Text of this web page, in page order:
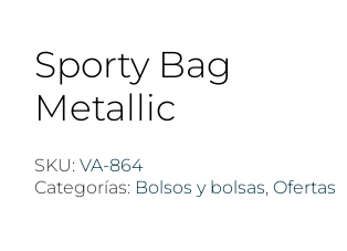
Sporty Bag
Metallic
SKU: VA-864
Categorías: Bolsos y bolsas, Ofertas